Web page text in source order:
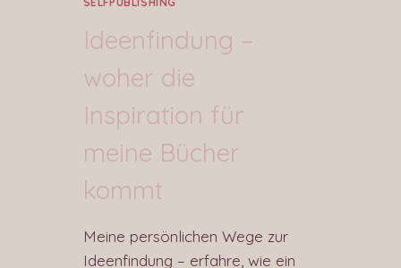
Ideenfindung –
woher die
Inspiration für
meine Bücher
kommt
Meine persönlichen Wege zur
Ideenfindung – erfahre, wie ein